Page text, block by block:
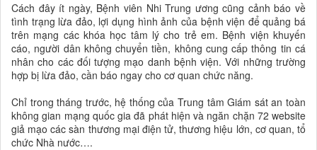
Cách đây ít ngày, Bệnh viên Nhi Trung ương cũng cảnh báo về
tình trạng lừa đảo, lợi dụng hình ảnh của bệnh viện để quảng bá
trên mạng các khóa học tâm lý cho trẻ em. Bệnh viện khuyến
cáo, người dân không chuyển tiền, không cung cấp thông tin cá
nhân cho các đối tượng mạo danh bệnh viện. Với những trường
hợp bị lừa đảo, cần báo ngay cho cơ quan chức năng.
Chỉ trong tháng trước, hệ thống của Trung tâm Giám sát an toàn
không gian mạng quốc gia đã phát hiện và ngăn chặn 72 website
giả mạo các sàn thương mại điện tử, thương hiệu lớn, cơ quan, tổ
chức Nhà nước….